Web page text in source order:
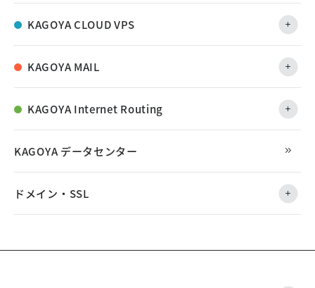
KAGOYA CLOUD VPS
KAGOYA MAIL
KAGOYA Internet Routing
KAGOYA データセンター
ドメイン・SSL